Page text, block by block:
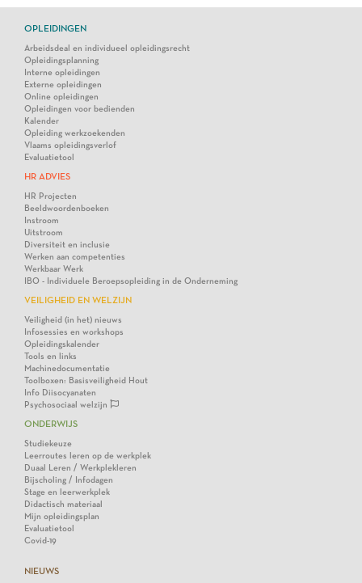
OPLEIDINGEN
Arbeidsdeal en individueel opleidingsrecht
Opleidingsplanning
Interne opleidingen
Externe opleidingen
Online opleidingen
Opleidingen voor bedienden
Kalender
Opleiding werkzoekenden
Vlaams opleidingsverlof
Evaluatietool
HR ADVIES
HR Projecten
Beeldwoordenboeken
Instroom
Uitstroom
Diversiteit en inclusie
Werken aan competenties
Werkbaar Werk
IBO - Individuele Beroepsopleiding in de Onderneming
VEILIGHEID EN WELZIJN
Veiligheid (in het) nieuws
Infosessies en workshops
Opleidingskalender
Tools en links
Machinedocumentatie
Toolboxen: Basisveiligheid Hout
Info Diisocyanaten
Psychosociaal welzijn
ONDERWIJS
Studiekeuze
Leerroutes leren op de werkplek
Duaal Leren / Werkplekleren
Bijscholing / Infodagen
Stage en leerwerkplek
Didactisch materiaal
Mijn opleidingsplan
Evaluatietool
Covid-19
NIEUWS